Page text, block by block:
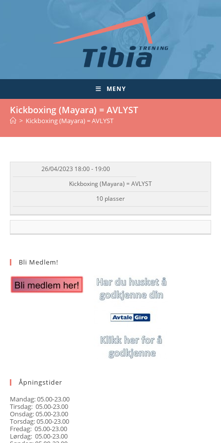
MENY
Kickboxing (Mayara) = AVLYST
> Kickboxing (Mayara) = AVLYST
DATO/TID EVENT TILGJENGELIGHET
26/04/2023 18:00 - 19:00
Kickboxing (Mayara) = AVLYST
10 plasser
Bli Medlem!
Åpningstider
Mandag: 05.00-23.00
Tirsdag: 05.00-23.00
Onsdag: 05.00-23.00
Torsdag: 05.00-23.00
Fredag: 05.00-23.00
Lørdag: 05.00-23.00